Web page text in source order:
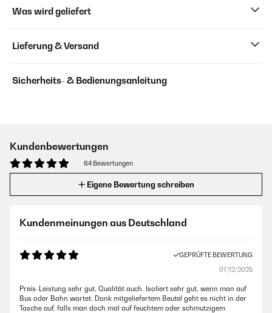
Was wird geliefert
Lieferung & Versand
Sicherheits- & Bedienungsanleitung
Kundenbewertungen
64 Bewertungen
Eigene Bewertung schreiben
Kundenmeinungen aus Deutschland
GEPRÜFTE BEWERTUNG
07/12/2025
Preis-Leistung sehr gut, Qualität auch. Isoliert sehr gut, wenn man auf
Bus oder Bahn wartet. Dank mitgeliefertem Beutel geht es nicht in der
Tasche auf, falls man doch mal auf feuchtem oder schmutzigem